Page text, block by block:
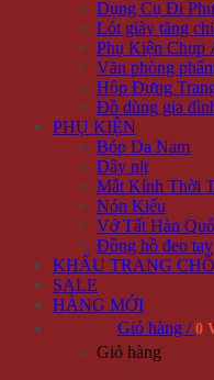
Dụng Cụ Đi
Lót giày tăng
Phụ Kiện Chụp
Văn phòng
Hộp Đựng
Đồ dùng gia
PHỤ KIỆN
Bóp Da Nam
Dây nịt
Mắt Kính Thời
Nón Kiểu
Vớ Tất Hàn
Đồng hồ đeo tay
KHẨU TRANG
SALE
HÀNG MỚI
Giỏ hàng / 0
Giỏ hàng